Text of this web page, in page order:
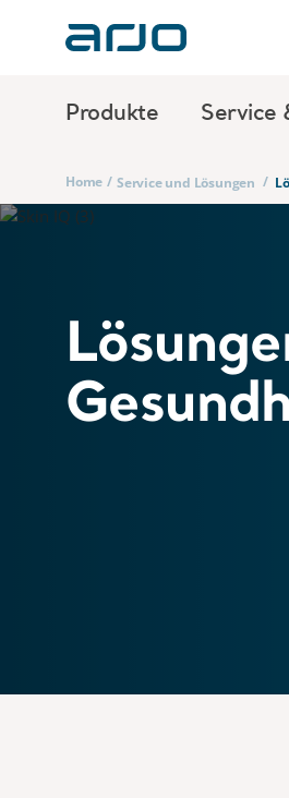
Produkte Service
Home / Service und Lösungen /